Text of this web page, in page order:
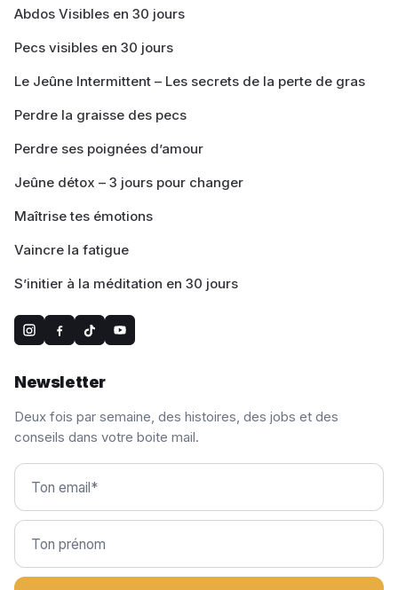
Abdos Visibles en 30 jours
Pecs visibles en 30 jours
Le Jeûne Intermittent – Les secrets de la perte de gras
Perdre la graisse des pecs
Perdre ses poignées d’amour
Jeûne détox – 3 jours pour changer
Maîtrise tes émotions
Vaincre la fatigue
S’initier à la méditation en 30 jours
Newsletter
Deux fois par semaine, des histoires, des jobs et des
conseils dans votre boite mail.